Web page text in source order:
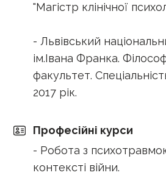
"Магістр клінічної
- Львівський
ім.Івана Франка.
факультет.
2017 рік.
Професійні курси
- Робота з
контексті війни.